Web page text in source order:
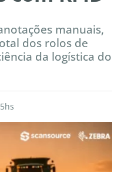
manuais,
dos rolos de
da logística do